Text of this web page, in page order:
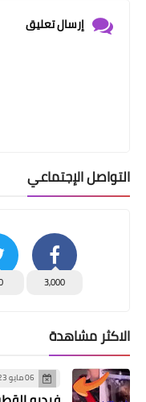
إرسال تعليق
التواصل الإجتماعي
3,000
الاكثر مشاهدة
06 مايو 2023